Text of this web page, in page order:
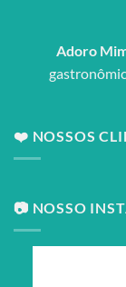
Adoro
❤️ NOSSOS
📷 NOSSO